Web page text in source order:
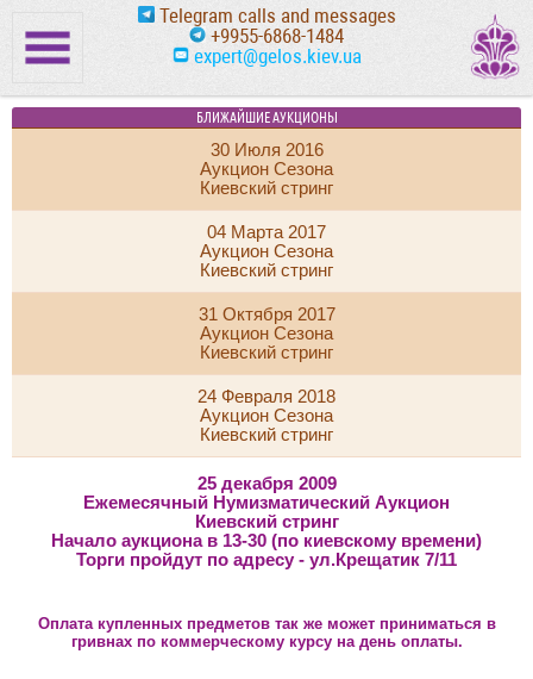
Telegram calls and messages
+9955-6868-1484
expert@gelos.kiev.ua
БЛИЖАЙШИЕ АУКЦИОНЫ
30 Июля 2016
Аукцион Сезона
Киевский стринг
04 Марта 2017
Аукцион Сезона
Киевский стринг
31 Октября 2017
Аукцион Сезона
Киевский стринг
24 Февраля 2018
Аукцион Сезона
Киевский стринг
25 декабря 2009
Ежемесячный Нумизматический Аукцион
Киевский стринг
Начало аукциона в 13-30 (по киевскому времени)
Торги пройдут по адресу - ул.Крещатик 7/11
Оплата купленных предметов так же может приниматься в
гривнах по коммерческому курсу на день оплаты.